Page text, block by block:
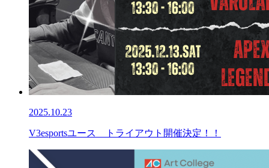
2025.10.23
V3esportsユース トライアウト開催決定！！